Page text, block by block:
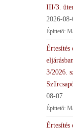
III/3.
2026-
Építtető:
Értesítés
3/2026.
08-07
Építtető:
Értesítés